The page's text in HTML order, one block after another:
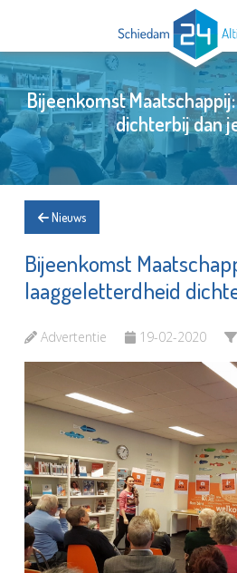
Bijeenkomst
dichterbij dan
Nieuws
Bijeenkomst
laaggeletterdheid
Advertentie 19-02-2020